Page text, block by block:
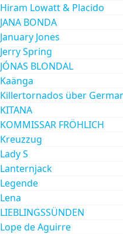
Hiram Lowatt & Placido
JANA BONDA
January Jones
Jerry Spring
JÓNAS BLONDAL
Kaänga
Killertornados über
KITANA
KOMMISSAR FRÖHLICH
Kreuzzug
Lady S
Lanternjack
Legende
Lena
LIEBLINGSSÜNDEN
Lope de Aguirre